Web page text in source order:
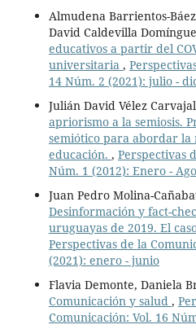
Almudena Barrientos-
David Caldevilla
educativos a partir del
universitaria ,
14 Núm. 2 (2021): julio -
Julián David Vélez
apriorismo a la semiosis.
semiótico para abordar la
educación. , Perspectivas
Núm. 1 (2012): Enero -
Juan Pedro Molina-
Desinformación y fact-
uruguayas de 2019. El
Perspectivas de la
(2021): enero - junio
Flavia Demonte, Daniela
Comunicación y salud ,
Comunicación: Vol. 16